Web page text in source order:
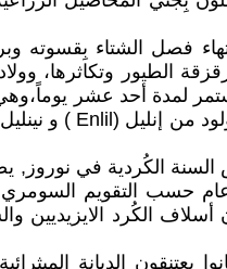
فصل الشتاء بِقسوته
الطيور وتكاثرها،
لمدة أحد عشر
مارس/آذار هو رأس السنة
حسب التقويم السومري،
يعتنقون الديانة